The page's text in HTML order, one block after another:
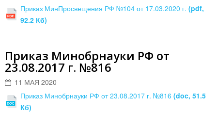
Приказ МинПросвещения РФ №104 от 17.03.2020 г. (pdf,
92.2 Кб)
Приказ Минобрнауки РФ от
23.08.2017 г. №816
11 МАЯ 2020
Приказ Минобрнауки РФ от 23.08.2017 г. №816 (doc, 51.5
Кб)